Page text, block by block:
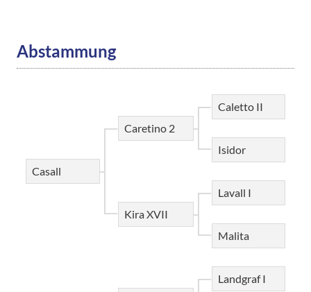
Abstammung
Casall
Caretino 2
Kira XVII
Caletto II
Isidor
Lavall I
Malita
Landgraf I